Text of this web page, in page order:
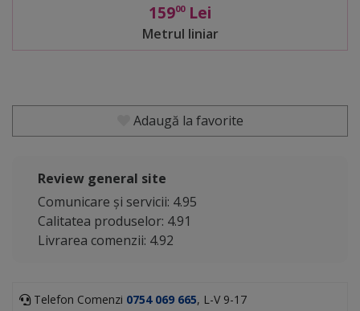
15900Lei
Metrul liniar
Adaugă la favorite
Review general site
Comunicare și servicii: 4.95
Calitatea produselor: 4.91
Livrarea comenzii: 4.92
Telefon Comenzi 0754 069 665, L-V 9-17